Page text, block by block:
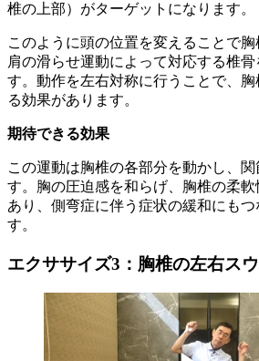
椎の上部）がターゲットになります。
このように頭の位置を変えることで胸
肩の滑らせ運動によって対応する椎
す。動作を左右対称に行うことで、
る効果があります。
期待できる効果
この運動は胸椎の各部分を動かし、
す。胸の圧迫感を和らげ、胸椎の柔
あり、側弯症に伴う症状の緩和にも
す。
エクササイズ3：胸椎の左右ス